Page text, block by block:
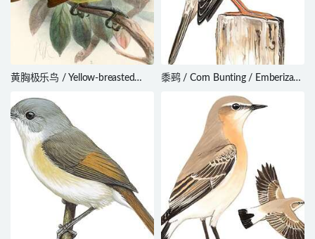
黄胸极乐鸟 / Yellow-breasted
黍鹀 / Corn Bunting / Emberiza